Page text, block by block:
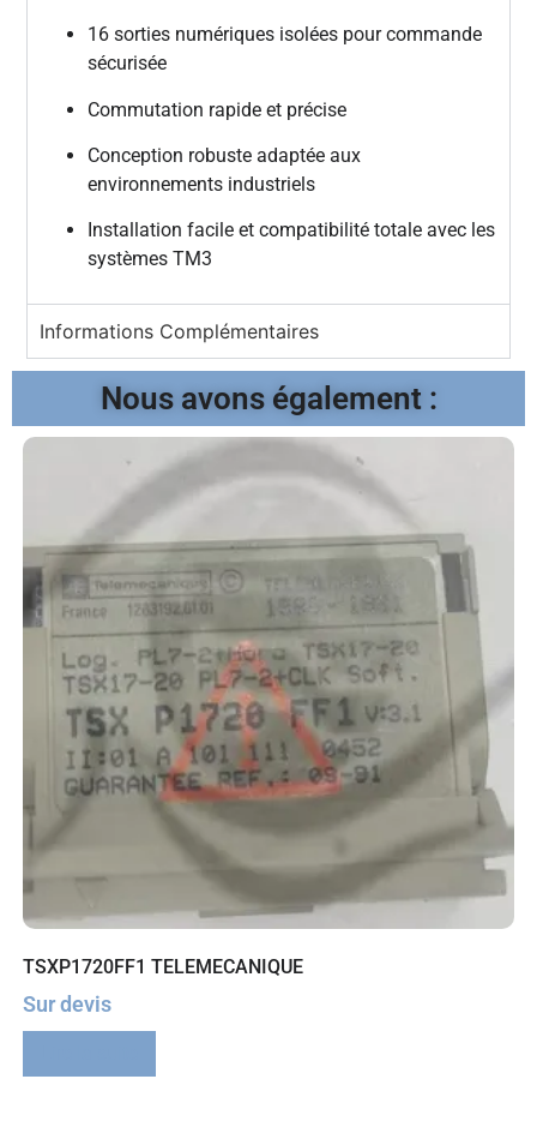
16 sorties numériques isolées pour commande
sécurisée
Commutation rapide et précise
Conception robuste adaptée aux
environnements industriels
Installation facile et compatibilité totale avec les
systèmes TM3
Informations Complémentaires
Nous avons également :
TSXP1720FF1 TELEMECANIQUE
Sur devis